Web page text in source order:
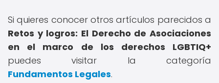
Si quieres conocer otros artículos parecidos a
Retos y logros: El Derecho de Asociaciones
en el marco de los derechos LGBTIQ+
puedes visitar la categoría
Fundamentos Legales.